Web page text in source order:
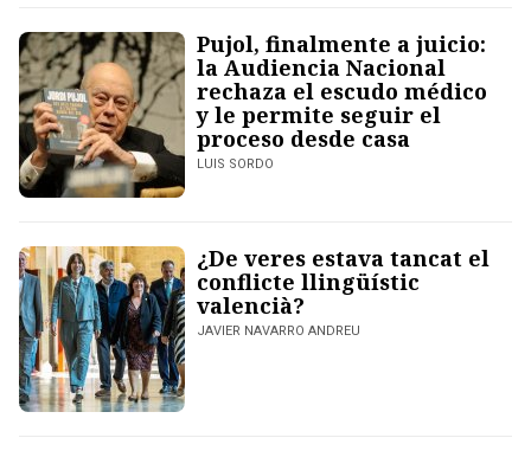
Pujol, finalmente a juicio:
la Audiencia Nacional
rechaza el escudo médico
y le permite seguir el
proceso desde casa
LUIS SORDO
¿De veres estava tancat el
conflicte llingüístic
valencià?
JAVIER NAVARRO ANDREU